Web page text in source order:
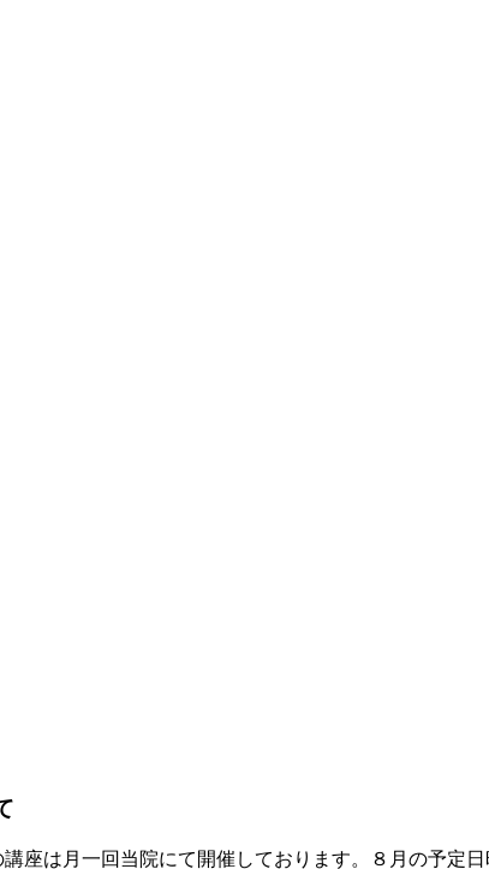
講座は月一回当院にて開催しております。８月の